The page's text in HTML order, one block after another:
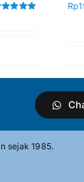
Rp
sejak 1985.